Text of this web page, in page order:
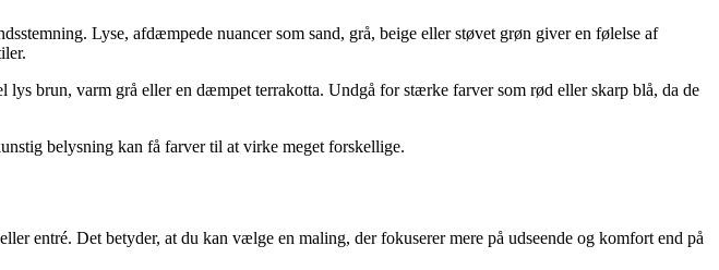
Lyse, afdæmpede nuancer som sand, grå, beige eller støvet grøn giver en følelse af
brun, varm grå eller en dæmpet terrakotta. Undgå for stærke farver som rød eller skarp blå, da de
belysning kan få farver til at virke meget forskellige.
entré. Det betyder, at du kan vælge en maling, der fokuserer mere på udseende og komfort end på